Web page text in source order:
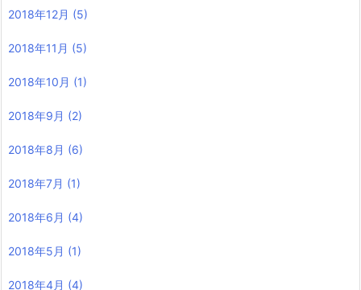
2018年12月 (5)
2018年11月 (5)
2018年10月 (1)
2018年9月 (2)
2018年8月 (6)
2018年7月 (1)
2018年6月 (4)
2018年5月 (1)
2018年4月 (4)